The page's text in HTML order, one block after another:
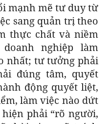
mạnh mẽ tư duy từ
sang quản trị theo
thực chất và niềm
nghiệp làm
nhất; tư tưởng phải
đúng tâm, quyết
động quyết liệt,
làm việc nào dứt
phải “rõ người,